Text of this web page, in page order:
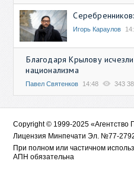
Игорь Караулов
Благодаря Крылову
национализма
Павел Святенков 14:48 343
Copyright © 1999-2025 «Агентство
Лицензия Минпечати Эл. №77-
При полном или частичном
АПН обязательна